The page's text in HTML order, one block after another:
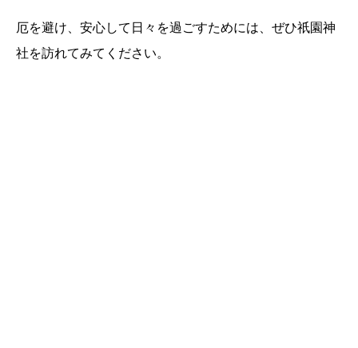
厄を避け、安心して日々を過ごすためには、ぜひ祇園神
社を訪れてみてください。